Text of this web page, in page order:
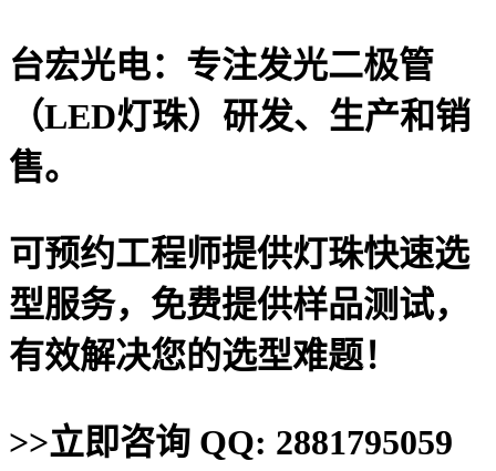
台宏光电： 专注发光二极管
（LED灯珠）研发、生产和销
售。
可预约工程师提供灯珠快速选
型服务，免费提供样品测试，
有效解决您的选型难题！
>>立即咨询 QQ: 2881795059